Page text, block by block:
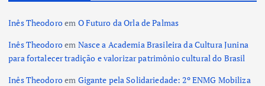
Inês Theodoroem O Futuro da Orla de Palmas
Inês Theodoroem Nasce a Academia Brasileira da Cultura Junina
para fortalecer tradição e valorizar patrimônio cultural do Brasil
Inês Theodoroem Gigante pela Solidariedade: 2º ENMG Mobiliza